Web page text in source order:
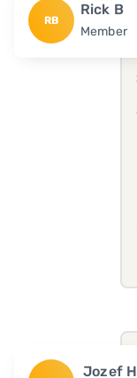
RB
Rick B
Member
Jozef H